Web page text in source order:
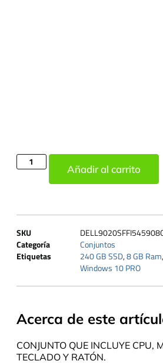
Añadir al carrito
SKU
Categoría
Conjuntos
Etiquetas
240 GB SSD,8 GB Ram,
Windows 10 PRO
Acerca de este
CONJUNTO QUE INCLUYE CPU,
TECLADO Y RATÓN.